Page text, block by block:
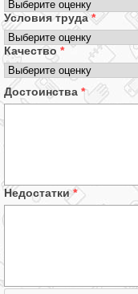
Условия труда *
Качество *
Достоинства *
Недостатки*